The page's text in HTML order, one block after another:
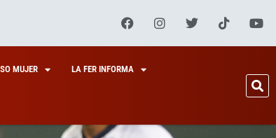
MUJER LA FER INFORMA